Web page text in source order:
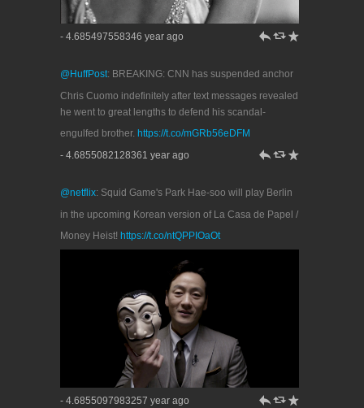
- 4.685497558346 year ago h J R
@HuffPost: BREAKING: CNN has suspended anchor
Chris Cuomo indefinitely after text messages revealed
he went to great lengths to defend his scandal-
engulfed brother. https://t.co/mGRb56eDFM
- 4.6855082128361 year ago
h J R
@netflix: Squid Game's Park Hae-soo will play Berlin
in the upcoming Korean version of La Casa de Papel /
Money Heist! https://t.co/ntQPPIOaOt
- 4.6855097983257 year ago h J R